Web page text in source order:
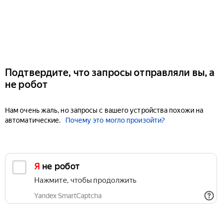
Подтвердите, что запросы отправляли вы, а
не робот
Нам очень жаль, но запросы с вашего устройства похожи на
автоматические.
Почему это могло произойти?
Я не робот
Нажмите, чтобы продолжить
Yandex SmartCaptcha